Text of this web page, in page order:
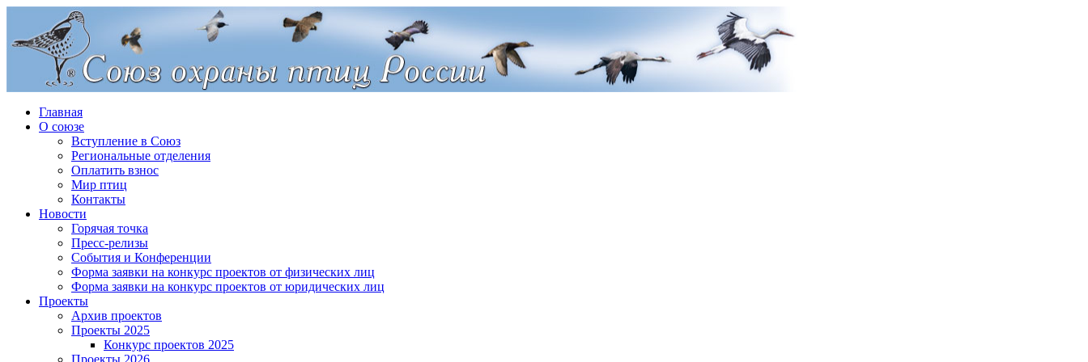
Главная
О союзе
Вступление в Союз
Региональные отделения
Оплатить взнос
Мир птиц
Контакты
Новости
Горячая точка
Пресс-релизы
События и Конференции
Форма заявки на конкурс проектов от физических лиц
Форма заявки на конкурс проектов от юридических лиц
Проекты
Архив проектов
Проекты 2025
Конкурс проектов 2025
Проекты 2026